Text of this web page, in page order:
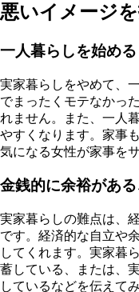
悪いイメージ
一人暮らしを始める
実家暮らしをやめて、
でまったくモテなかっ
れません。また、一人
やすくなります。家事
気になる女性が家事を
金銭的に余裕があ
実家暮らしの難点は、
です。経済的な自立や
してくれます。実家暮
蓄している、または、
しているなどを伝えて